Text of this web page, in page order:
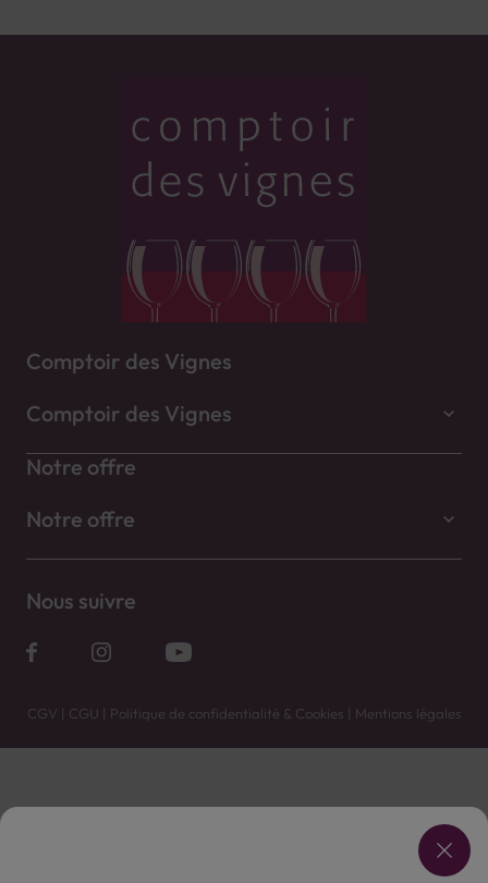
Comptoir des Vignes
Comptoir des Vignes
Notre offre
Notre offre
Nous suivre
CGV | CGU | Politique de confidentialité & Cookies | Mentions légales
Vente uniquement en caves. Contactez votre caviste pour plus de renseignements.
L'ABUS D'ALCOOL EST DANGEREUX POUR LA SANTÉ, À CONSOMMER AVEC MODÉRATION.